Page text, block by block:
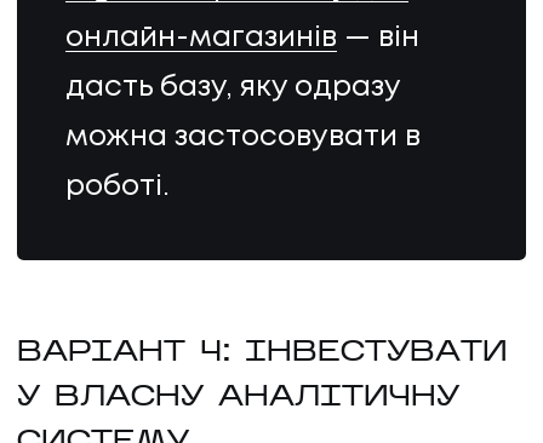
онлайн-магазинів — він
дасть базу, яку одразу
можна застосовувати в
роботі.
ВАРІАНТ 4: ІНВЕСТУВАТИ
У ВЛАСНУ АНАЛІТИЧНУ